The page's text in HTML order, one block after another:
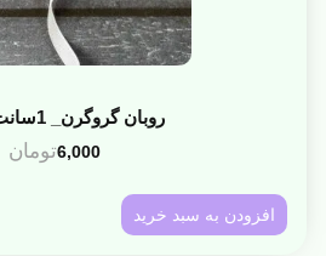
روبان گروگرن_ 1سانت سفید
6,000تومان
افزودن به سبد خرید